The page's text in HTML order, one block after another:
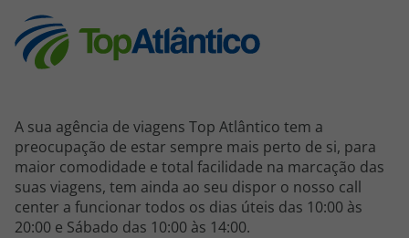
A sua agência de viagens Top Atlântico tem a
preocupação de estar sempre mais perto de si, para
maior comodidade e total facilidade na marcação das
suas viagens, tem ainda ao seu dispor o nosso call
center a funcionar todos os dias úteis das 10:00 às
20:00 e Sábado das 10:00 às 14:00.